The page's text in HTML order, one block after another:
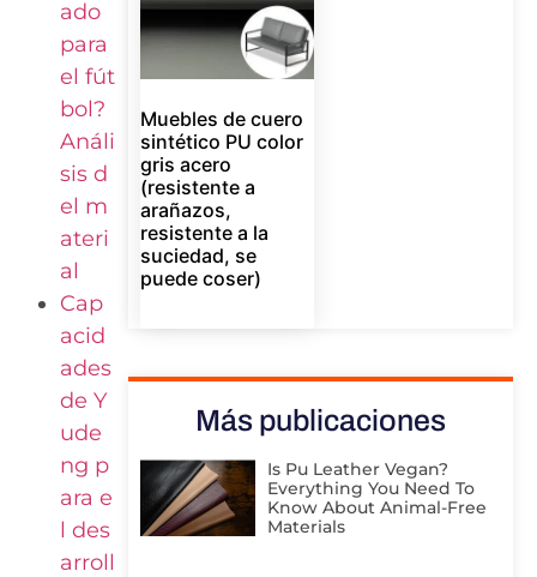
ado
para
el fút
bol?
Análi
sis d
el m
ateri
al
Cap
acid
ades
de Y
ude
ng p
ara e
l des
arroll
Muebles de cuero
sintético PU color
gris acero
(resistente a
arañazos,
resistente a la
suciedad, se
puede coser)
Más publicaciones
Is Pu Leather Vegan?
Everything You Need To
Know About Animal-Free
Materials